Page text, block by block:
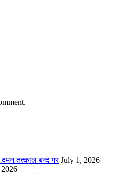
दमन तत्काल बन्द गर July 1, 2026
2026